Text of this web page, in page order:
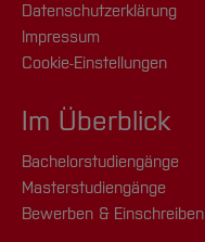
Datenschutzerklärung
Impressum
Cookie-Einstellungen
Im Überblick
Bachelorstudiengänge
Masterstudiengänge
Bewerben & Einschreiben